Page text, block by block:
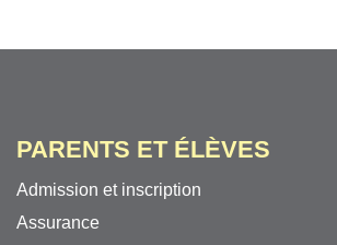
PARENTS ET ÉLÈVES
Admission et inscription
Assurance